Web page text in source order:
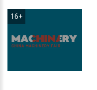
16+